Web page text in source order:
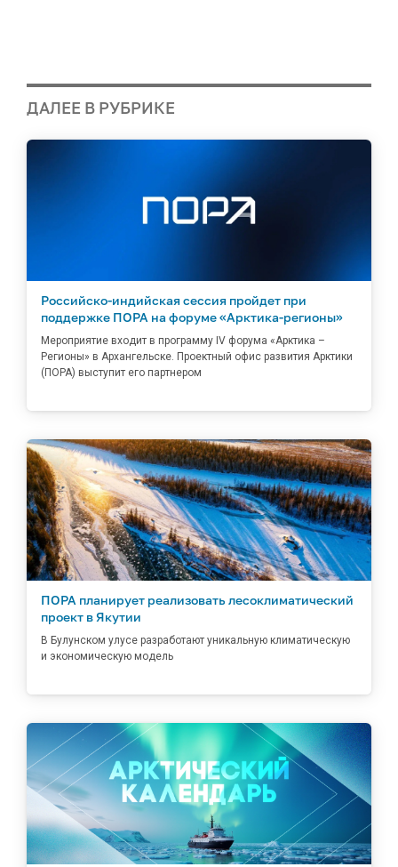
ДАЛЕЕ В РУБРИКЕ
Российско-индийская сессия пройдет при
поддержке ПОРА на форуме «Арктика-регионы»
Мероприятие входит в программу IV форума «Арктика –
Регионы» в Архангельске. Проектный офис развития Арктики
(ПОРА) выступит его партнером
ПОРА планирует реализовать лесоклиматический
проект в Якутии
В Булунском улусе разработают уникальную климатическую
и экономическую модель